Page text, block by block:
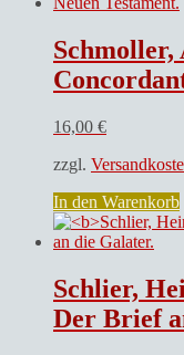
Schmoller,
Concordantiae Novi
16,00 €
zzgl.
In den Warenkorb
Schlier,
Der Brief